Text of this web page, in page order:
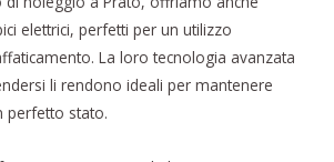
elettrici, perfetti per un utilizzo
La loro tecnologia avanzata
li rendono ideali per mantenere
perfetto stato.